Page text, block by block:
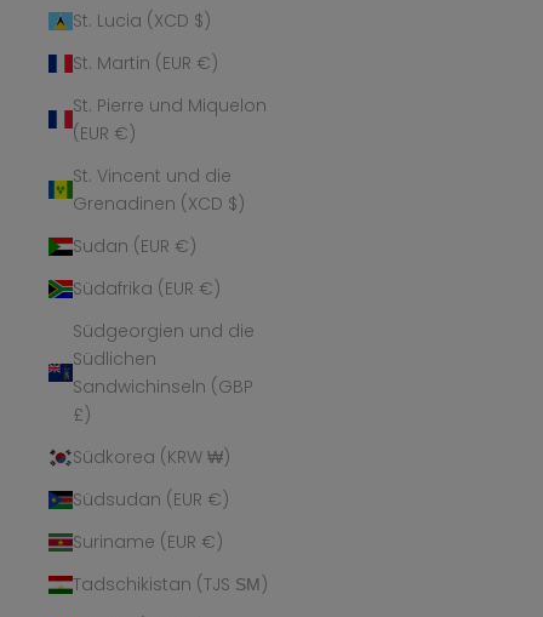
St. Lucia (XCD $)
St. Martin (EUR €)
St. Pierre und Miquelon
(EUR €)
St. Vincent und die
Grenadinen (XCD $)
Sudan (EUR €)
Südafrika (EUR €)
Südgeorgien und die
Südlichen
Sandwichinseln (GBP
£)
Südkorea (KRW ₩)
Südsudan (EUR €)
Suriname (EUR €)
Tadschikistan (TJS ЅМ)